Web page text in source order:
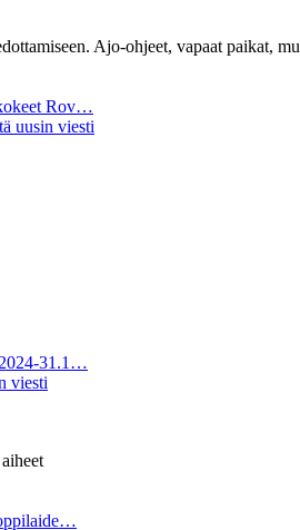
Ajo-ohjeet, vapaat paikat,
Rov…
uusin viesti
31.1…
viesti